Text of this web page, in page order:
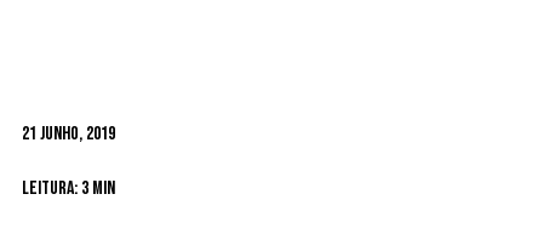
21 Junho, 2019
Leitura: 3 min